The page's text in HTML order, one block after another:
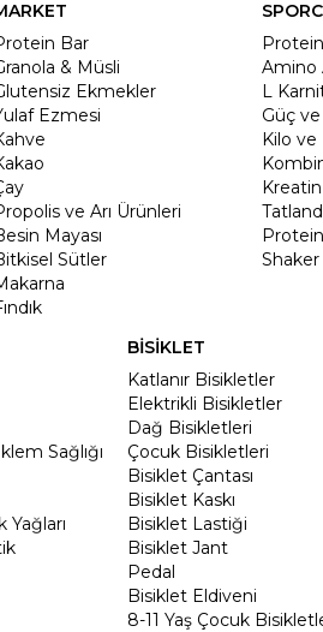
Bar
& Müsli
Ekmekler
Ezmesi
ve Arı Ürünleri
Mayası
Sütler
Amino
L
Güç
Kilo ve
Kreatin
Shaker
Sağlığı
Yağları
BİSİKLET
Katlanır Bisikletler
Elektrikli Bisikletler
Dağ Bisikletleri
Çocuk Bisikletleri
Bisiklet Çantası
Bisiklet Kaskı
Bisiklet Lastiği
Bisiklet Jant
Pedal
Bisiklet Eldiveni
8-11 Yaş Çocuk